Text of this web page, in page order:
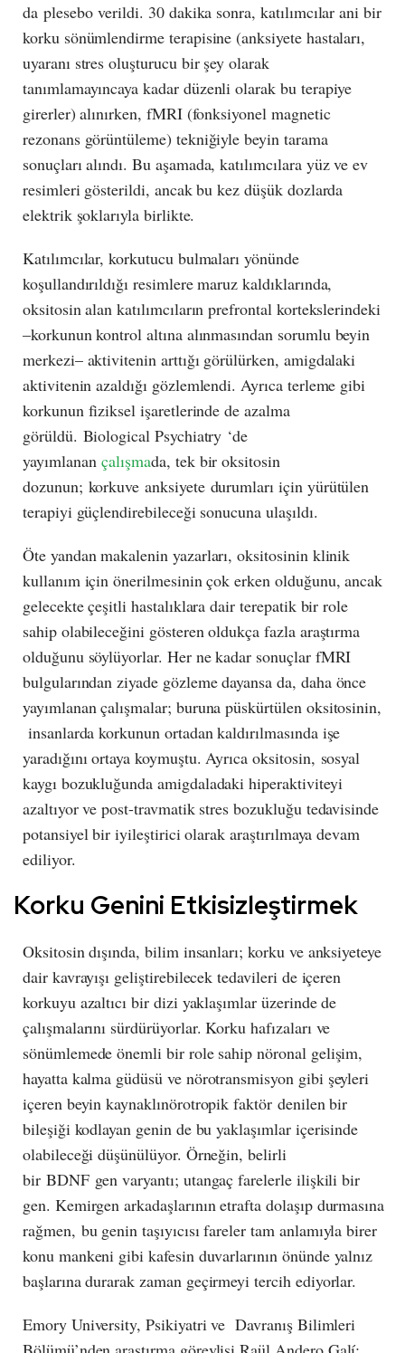
da plesebo verildi. 30 dakika sonra, katılımcılar ani bir
korku sönümlendirme terapisine (anksiyete hastaları,
uyaranı stres oluşturucu bir şey olarak
tanımlamayıncaya kadar düzenli olarak bu terapiye
girerler) alınırken, fMRI (fonksiyonel magnetic
rezonans görüntüleme) tekniğiyle beyin tarama
sonuçları alındı. Bu aşamada, katılımcılara yüz ve ev
resimleri gösterildi, ancak bu kez düşük dozlarda
elektrik şoklarıyla birlikte.
Katılımcılar, korkutucu bulmaları yönünde
koşullandırıldığı resimlere maruz kaldıklarında,
oksitosin alan katılımcıların prefrontal kortekslerindeki
–korkunun kontrol altına alınmasından sorumlu beyin
merkezi– aktivitenin arttığı görülürken, amigdalaki
aktivitenin azaldığı gözlemlendi. Ayrıca terleme gibi
korkunun fiziksel işaretlerinde de azalma
görüldü. Biological Psychiatry ‘de
yayımlanançalışmada, tek bir oksitosin
dozunun; korkuve anksiyete durumları için yürütülen
terapiyi güçlendirebileceği sonucuna ulaşıldı.
Öte yandan makalenin yazarları, oksitosinin klinik
kullanım için önerilmesinin çok erken olduğunu, ancak
gelecekte çeşitli hastalıklara dair terepatik bir role
sahip olabileceğini gösteren oldukça fazla araştırma
olduğunu söylüyorlar. Her ne kadar sonuçlar fMRI
bulgularından ziyade gözleme dayansa da, daha önce
yayımlanan çalışmalar; buruna püskürtülen oksitosinin,
insanlarda korkunun ortadan kaldırılmasında işe
yaradığını ortaya koymuştu. Ayrıca oksitosin, sosyal
kaygı bozukluğunda amigdaladaki hiperaktiviteyi
azaltıyor ve post-travmatik stres bozukluğu tedavisinde
potansiyel bir iyileştirici olarak araştırılmaya devam
ediliyor.
Korku Genini Etkisizleştirmek
Oksitosin dışında, bilim insanları; korku ve anksiyeteye
dair kavrayışı geliştirebilecek tedavileri de içeren
korkuyu azaltıcı bir dizi yaklaşımlar üzerinde de
çalışmalarını sürdürüyorlar. Korku hafızaları ve
sönümlemede önemli bir role sahip nöronal gelişim,
hayatta kalma güdüsü ve nörotransmisyon gibi şeyleri
içeren beyin kaynaklınörotropik faktör denilen bir
bileşiği kodlayan genin de bu yaklaşımlar içerisinde
olabileceği düşünülüyor. Örneğin, belirli
bir BDNF gen varyantı; utangaç farelerle ilişkili bir
gen. Kemirgen arkadaşlarının etrafta dolaşıp durmasına
rağmen, bu genin taşıyıcısı fareler tam anlamıyla birer
konu mankeni gibi kafesin duvarlarının önünde yalnız
başlarına durarak zaman geçirmeyi tercih ediyorlar.
Emory University, Psikiyatri ve Davranış Bilimleri